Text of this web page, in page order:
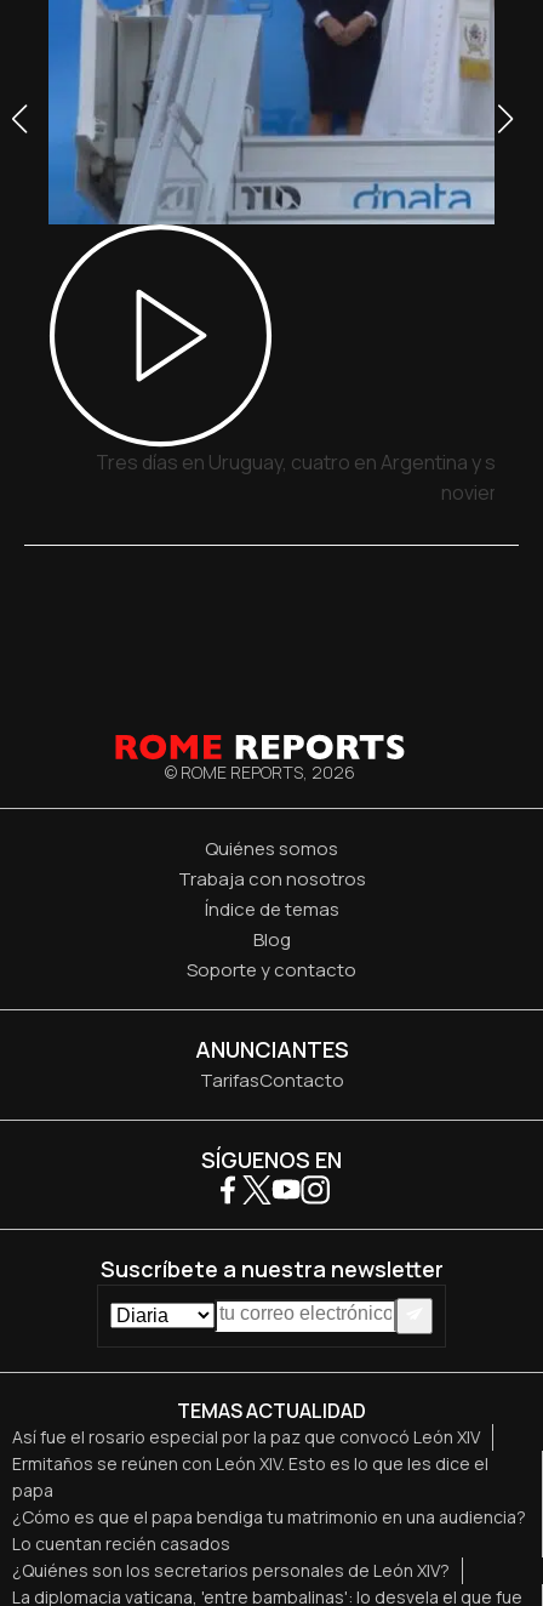
Tres días en Uruguay, cuatro en Argentina y siete
noviembre
© ROME REPORTS, 2026
Quiénes somos
Trabaja con nosotros
Índice de temas
Blog
Soporte y contacto
ANUNCIANTES
TarifasContacto
TEMAS ACTUALIDAD
Así fue el rosario especial por la paz que convocó León XIV
Ermitaños se reúnen con León XIV. Esto es lo que les dice el
papa
¿Cómo es que el papa bendiga tu matrimonio en una audiencia?
Lo cuentan recién casados
¿Quiénes son los secretarios personales de León XIV?
La diplomacia vaticana, 'entre bambalinas': lo desvela el que fue
SÍGUENOS EN
Suscríbete a nuestra newsletter